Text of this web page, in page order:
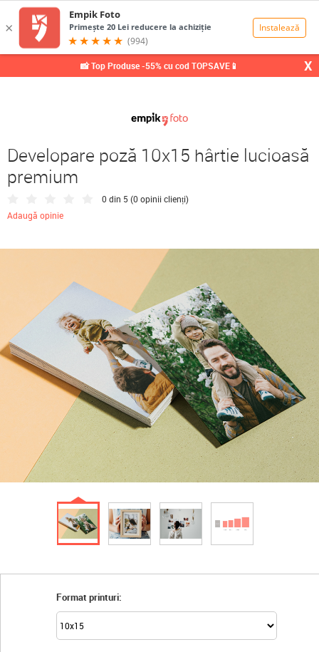
📸 Top Produse -55% cu cod TOPSAVE📱 X
Developare poză 10x15 hârtie lucioasă
premium
0 din 5 (0 opinii clienți)
Adaugă opinie
Format printuri: